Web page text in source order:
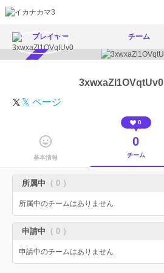
プレイヤー チーム
3xwxaZl1OVqtUv0
𝕏 ページ
基本情報
0
0
チーム
所属中 （ 0 ）
所属中のチームはありません
申請中 （ 0 ）
申請中のチームはありません